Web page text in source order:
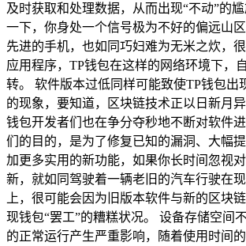
及时获取和处理数据，从而出现“不动”的
一下，你身处一个信号极为不好的偏远山
先进的手机，也如同巧妇难为无米之炊，
应用程序，TP钱包在这样的网络环境下，
转。 软件版本过低同样可能致使TP钱包出
的现象，要知道，区块链技术正以日新月异
钱包开发者们也在争分夺秒地不断对软件
们的目的，是为了修复已知的漏洞、大幅
加更多实用的新功能，如果你长时间忽视
新，就如同驾驶着一辆老旧的汽车行驶在
上，很可能会因为旧版本软件与新的区块
现钱包“罢工”的糟糕状况。 设备存储空间
的正常运行产生严重影响，随着使用时间